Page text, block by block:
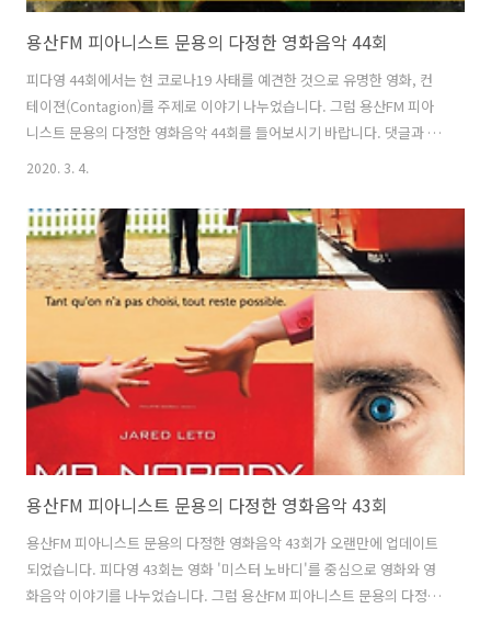
용산FM 피아니스트 문용의 다정한 영화음악 44회
피다영 44회에서는 현 코로나19 사태를 예견한 것으로 유명한 영화, 컨
테이젼(Contagion)를 주제로 이야기 나누었습니다. 그럼 용산FM 피아
니스트 문용의 다정한 영화음악 44회를 들어보시기 바랍니다. 댓글과 좋
아요는 커다란 힘이 됩니다 :) www.podty.me/episode/14231397 피
문용의 다정한 영화음악 44회 - 컨테이젼 [용산FM] * 진행: 문용 / 게스
트: 만게TAra / 기술: 문용 피다영 44회에서는 현 코로나19 사태를 예견
한 것으로 유명한 영화, 컨테이젼(Contagion)를 � www.podty.me
http://m.podbbang.com/ch/episode/7604?e=23410298 용산F..
2020. 3. 4.
용산FM 피아니스트 문용의 다정한 영화음악 43회
용산FM 피아니스트 문용의 다정한 영화음악 43회가 오랜만에 업데이트
되었습니다. 피다영 43회는 영화 '미스터 노바디'를 중심으로 영화와 영
화음악 이야기를 나누었습니다. 그럼 용산FM 피아니스트 문용의 다정한